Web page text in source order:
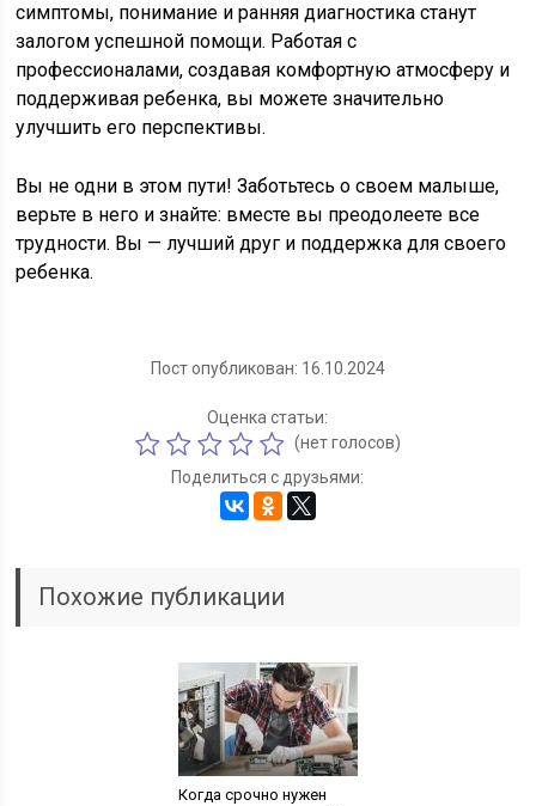
симптомы, понимание и ранняя диагностика станут
залогом успешной помощи. Работая с
профессионалами, создавая комфортную атмосферу и
поддерживая ребенка, вы можете значительно
улучшить его перспективы.
Вы не одни в этом пути! Заботьтесь о своем малыше,
верьте в него и знайте: вместе вы преодолеете все
трудности. Вы — лучший друг и поддержка для своего
ребенка.
Пост опубликован: 16.10.2024
Оценка статьи:
(нет голосов)
Поделиться с друзьями:
Похожие публикации
Когда срочно нужен